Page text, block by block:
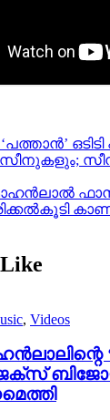
‘പത്താൻ’ ഒടിടി
, Videos